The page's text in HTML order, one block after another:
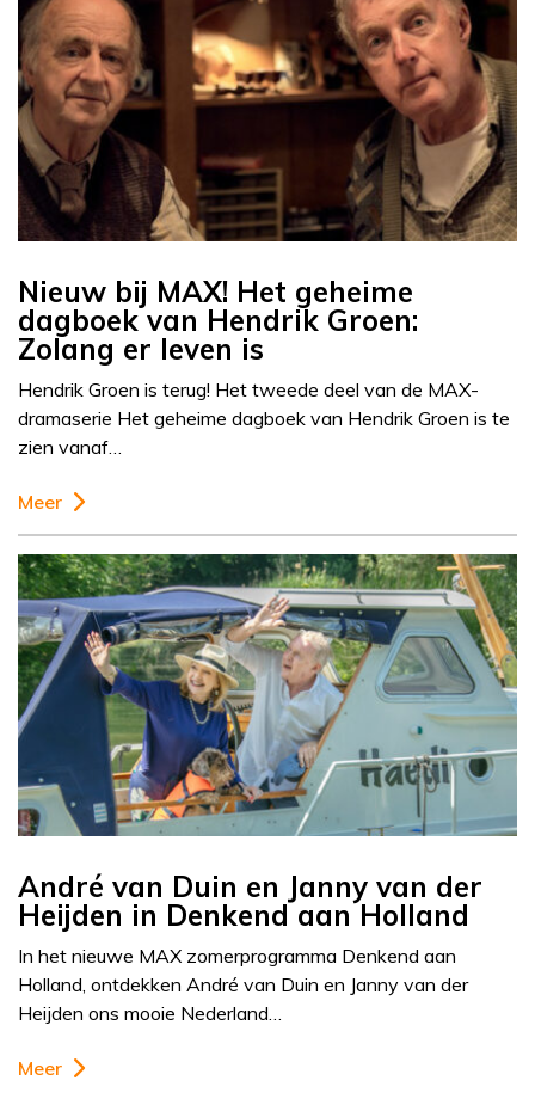
Nieuw bij MAX! Het geheime
dagboek van Hendrik Groen:
Zolang er leven is
Hendrik Groen is terug! Het tweede deel van de MAX-
dramaserie Het geheime dagboek van Hendrik Groen is te
zien vanaf…
Meer
André van Duin en Janny van der
Heijden in Denkend aan Holland
In het nieuwe MAX zomerprogramma Denkend aan
Holland, ontdekken André van Duin en Janny van der
Heijden ons mooie Nederland…
Meer